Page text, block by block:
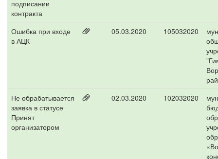
подписании
контракта
Ошибка при входе
в АЦК
05.03.2020 105032020
Не обрабатывается
заявка в статусе
Принят
организатором
02.03.2020 102032020